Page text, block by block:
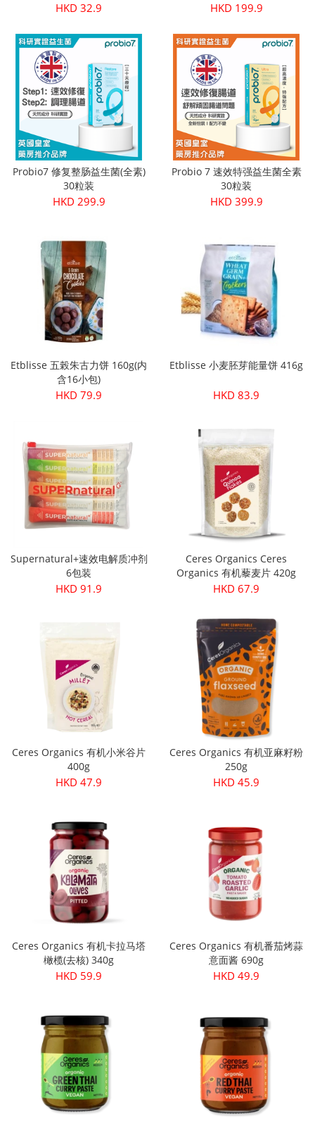
HKD 32.9 HKD 199.9
Probio7 修复整肠益生菌(全素)
30粒装
HKD 299.9
Probio 7 速效特强益生菌全素
30粒装
HKD 399.9
Etblisse 五榖朱古力饼 160g(内
含16小包)
HKD 79.9
Etblisse 小麦胚芽能量饼 416g
HKD 83.9
Supernatural+速效电解质冲剂
6包装
HKD 91.9
Ceres Organics Ceres
Organics 有机藜麦片 420g
HKD 67.9
Ceres Organics 有机小米谷片
400g
HKD 47.9
Ceres Organics 有机亚麻籽粉
250g
HKD 45.9
Ceres Organics 有机卡拉马塔
橄榄(去核) 340g
HKD 59.9
Ceres Organics 有机番茄烤蒜
意面酱 690g
HKD 49.9